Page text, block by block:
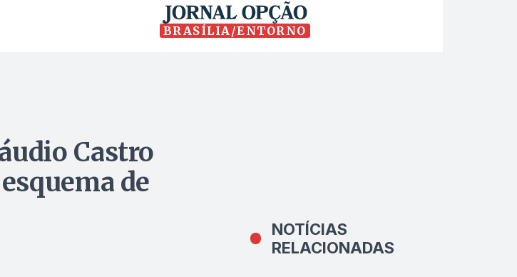
BRASÍLIA/ENTORNO
Castro
de
NOTÍCIAS
RELACIONADAS